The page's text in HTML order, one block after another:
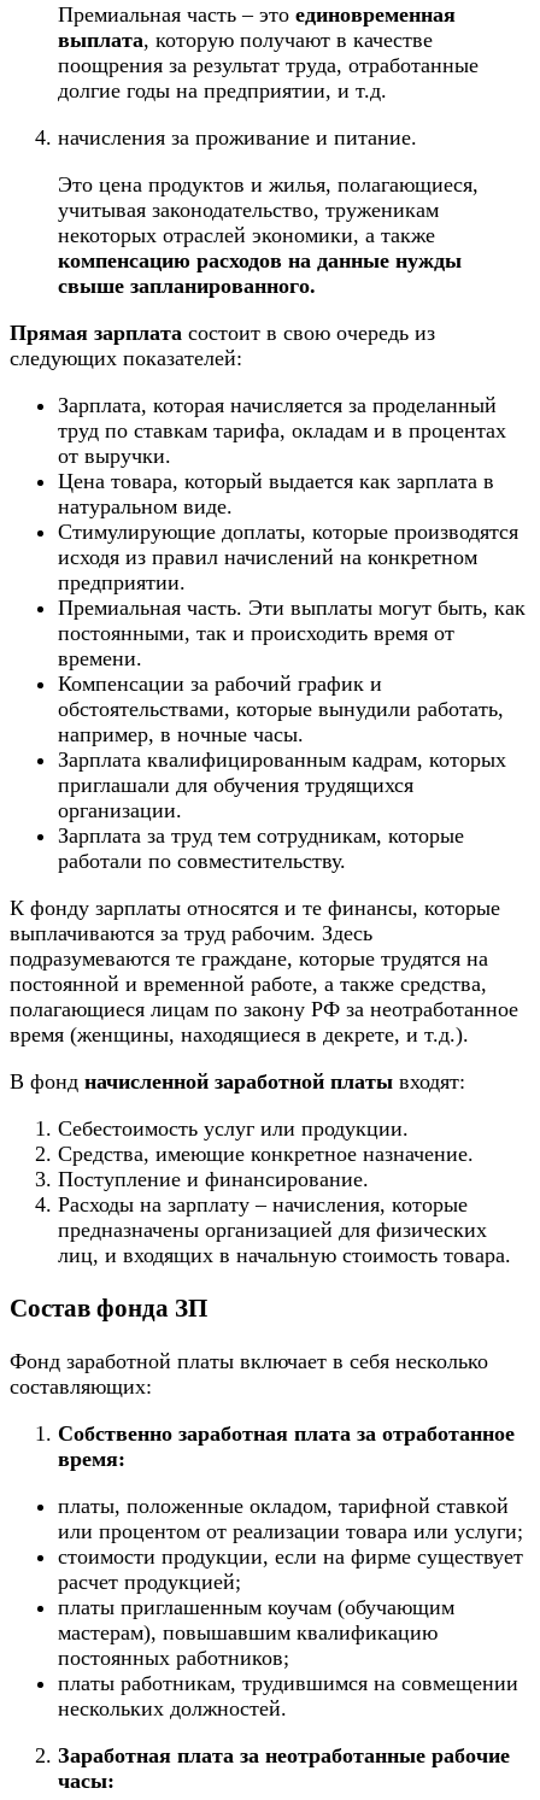
Премиальная часть – это единовременная
выплата, которую получают в качестве
поощрения за результат труда, отработанные
долгие годы на предприятии, и т.д.
начисления за проживание и питание.
Это цена продуктов и жилья, полагающиеся,
учитывая законодательство, труженикам
некоторых отраслей экономики, а также
компенсацию расходов на данные нужды
свыше запланированного.
Прямая зарплата состоит в свою очередь из
следующих показателей:
Зарплата, которая начисляется за проделанный
труд по ставкам тарифа, окладам и в процентах
от выручки.
Цена товара, который выдается как зарплата в
натуральном виде.
Стимулирующие доплаты, которые производятся
исходя из правил начислений на конкретном
предприятии.
Премиальная часть. Эти выплаты могут быть, как
постоянными, так и происходить время от
времени.
Компенсации за рабочий график и
обстоятельствами, которые вынудили работать,
например, в ночные часы.
Зарплата квалифицированным кадрам, которых
приглашали для обучения трудящихся
организации.
Зарплата за труд тем сотрудникам, которые
работали по совместительству.
К фонду зарплаты относятся и те финансы, которые
выплачиваются за труд рабочим. Здесь
подразумеваются те граждане, которые трудятся на
постоянной и временной работе, а также средства,
полагающиеся лицам по закону РФ за неотработанное
время (женщины, находящиеся в декрете, и т.д.).
В фонд начисленной заработной платы входят:
Себестоимость услуг или продукции.
Средства, имеющие конкретное назначение.
Поступление и финансирование.
Расходы на зарплату – начисления, которые
предназначены организацией для физических
лиц, и входящих в начальную стоимость товара.
Состав фонда ЗП
Фонд заработной платы включает в себя несколько
составляющих:
Собственно заработная плата за отработанное
время:
платы, положенные окладом, тарифной ставкой
или процентом от реализации товара или услуги;
стоимости продукции, если на фирме существует
расчет продукцией;
платы приглашенным коучам (обучающим
мастерам), повышавшим квалификацию
постоянных работников;
платы работникам, трудившимся на совмещении
нескольких должностей.
Заработная плата за неотработанные рабочие
часы: